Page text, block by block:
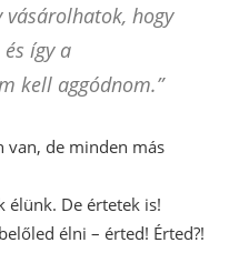
vásárolhatok, hogy
így a
kell aggódnom.”
van, de minden más
élünk. De értetek is!
élni – érted! Érted?!